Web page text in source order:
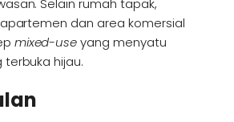
Selain rumah tapak,
dan area komersial
mixed-useyang menyatu
hijau.